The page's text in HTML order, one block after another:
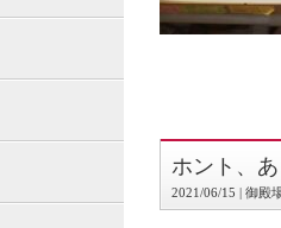
ホント、
2021/06/15 | 御殿